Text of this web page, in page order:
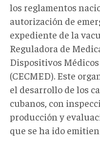
los reglamentos
autorización de
expediente de la
Reguladora de
Dispositivos
(CECMED). Este
el desarrollo de los
cubanos, con
producción y
que se ha ido